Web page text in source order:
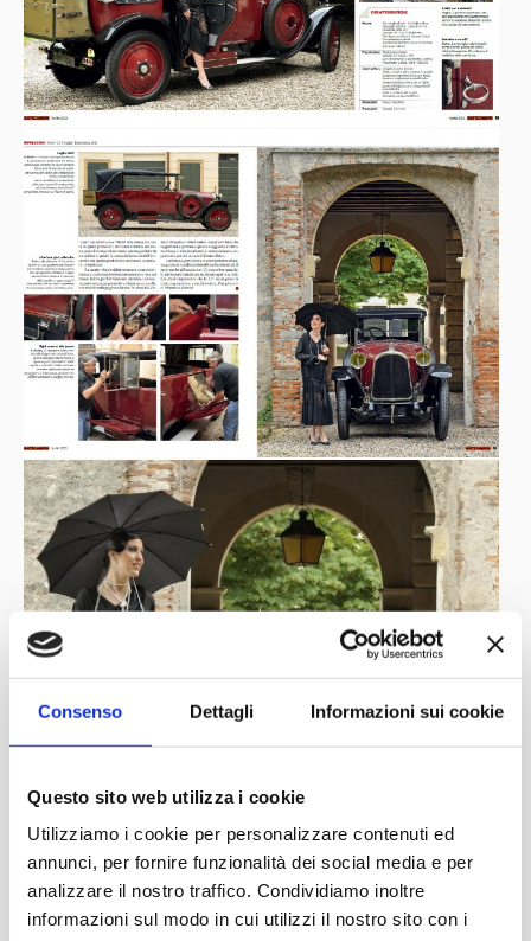
Consenso Dettagli Informazioni sui cookie
Questo sito web utilizza i cookie
Utilizziamo i cookie per personalizzare contenuti ed
annunci, per fornire funzionalità dei social media e per
analizzare il nostro traffico. Condividiamo inoltre
informazioni sul modo in cui utilizzi il nostro sito con i